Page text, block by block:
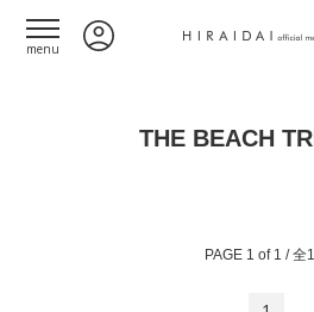
menu
THE BEACH
PAGE 1 of 1 / 全